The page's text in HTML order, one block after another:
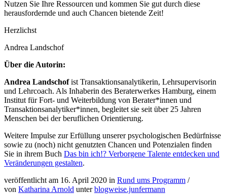
Nutzen Sie Ihre Ressourcen und kommen Sie gut durch diese
herausfordernde und auch Chancen bietende Zeit!
Herzlichst
Andrea Landschof
Über die Autorin:
Andrea Landschofist Transaktionsanalytikerin, Lehrsupervisorin
und Lehrcoach. Als Inhaberin des Beraterwerkes Hamburg, einem
Institut für Fort- und Weiterbildung von Berater*innen und
Transaktionsanalytiker*innen, begleitet sie seit über 25 Jahren
Menschen bei der beruflichen Orientierung.
Weitere Impulse zur Erfüllung unserer psychologischen Bedürfnisse
sowie zu (noch) nicht genutzten Chancen und Potenzialen finden
Sie in ihrem Buch Das bin ich!? Verborgene Talente entdecken und
Veränderungen gestalten.
veröffentlicht am 16. April 2020 in Rund ums Programm /
von Katharina Arnold unterblogweise.junfermann